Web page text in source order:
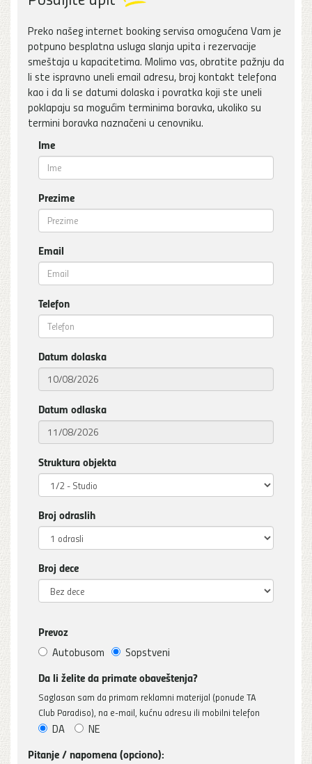
Preko našeg internet booking servisa omogućena Vam je
potpuno besplatna usluga slanja upita i rezervacije
smeštaja u kapacitetima. Molimo vas, obratite pažnju da
li ste ispravno uneli email adresu, broj kontakt telefona
kao i da li se datumi dolaska i povratka koji ste uneli
poklapaju sa mogućim terminima boravka, ukoliko su
termini boravka naznačeni u cenovniku.
Ime
Prezime
Email
Telefon
Datum dolaska
Datum odlaska
Struktura objekta
Broj odraslih
Broj dece
Prevoz
Autobusom Sopstveni
Da li želite da primate obaveštenja?
Saglasan sam da primam reklamni materijal (ponude TA
Club Paradiso), na e-mail, kućnu adresu ili mobilni telefon
DA NE
Pitanje / napomena (opciono):